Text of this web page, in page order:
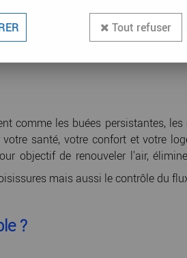
comme les buées persistantes,
santé, votre confort et votre
objectif de renouveler l'air,
mais aussi le contrôle du
?
Tout refuser